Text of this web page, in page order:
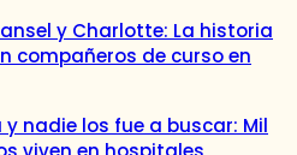
y Charlotte: La historia
compañeros de curso en
nadie los fue a buscar: Mil